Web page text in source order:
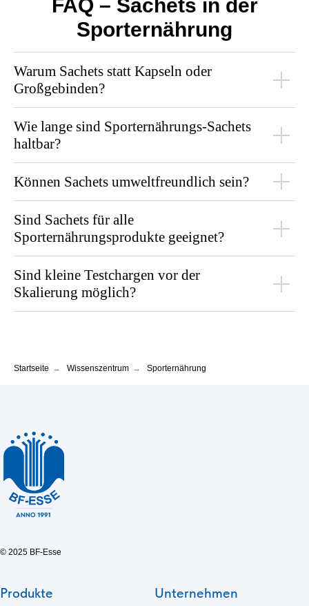
FAQ – Sachets in der
Sporternährung
Warum Sachets statt Kapseln oder
Großgebinden?
Wie lange sind Sporternährungs-Sachets
haltbar?
Können Sachets umweltfreundlich sein?
Sind Sachets für alle
Sporternährungsprodukte geeignet?
Sind kleine Testchargen vor der
Skalierung möglich?
Startseite → Wissenszentrum → Sporternährung
© 2025 BF-Esse
Produkte Unternehmen